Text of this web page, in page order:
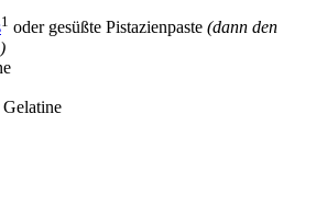
1 oder gesüßte Pistazienpaste (dann den